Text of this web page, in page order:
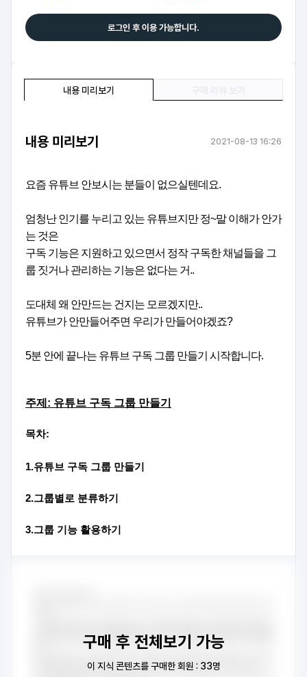
로그인 후 이용 가능합니다.
내용 미리보기
내용 미리보기 2021-08-13 16:26
요즘 유튜브 안보시는 분들이 없으실텐데요.
엄청난 인기를 누리고 있는 유튜브지만 정~말 이해가 안가
는 것은
구독 기능은 지원하고 있으면서 정작 구독한 채널들을 그
룹 짓거나 관리하는 기능은 없다는 거..
도대체 왜 안만드는 건지는 모르겠지만..
유튜브가 안만들어주면 우리가 만들어야겠죠?
5분 안에 끝나는 유튜브 구독 그룹 만들기 시작합니다.
주제: 유튜브 구독 그룹 만들기
목차:
1.유튜브 구독 그룹 만들기
2.그룹별로 분류하기
3.그룹 기능 활용하기
구매 후 전체보기 가능
이 지식 콘텐츠를 구매한 회원 : 33명